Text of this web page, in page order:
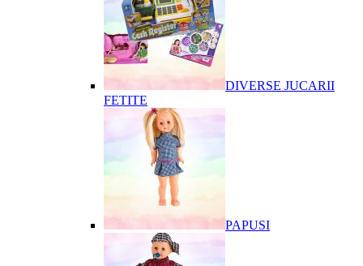
DIVERSE JUCARII
FETITE
PAPUSI